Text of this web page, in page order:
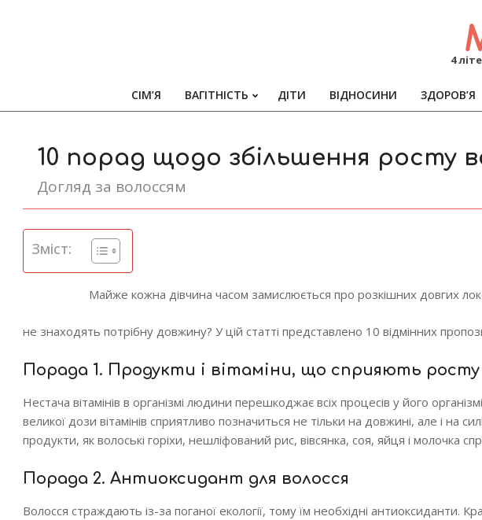
4
СІМ’Я ВАГІТНІСТЬ ДІТИ ВІДНОСИНИ ЗДОРОВ’Я
10 порад щодо збільшення росту
Догляд за волоссям
Зміст:
Майже кожна дівчина часом замислюється про розкішних довгих
не знаходять потрібну довжину? У цій статті представлено 10 відмінних
Порада 1. Продукти і вітаміни, що сприяють росту
Нестача вітамінів в організмі людини перешкоджає всіх процесів у його
великої дози вітамінів сприятливо позначиться не тільки на довжині, але і на
продукти, як волоські горіхи, нешліфований рис, вівсянка, соя, яйця і молочка
Порада 2. Антиоксидант для волосся
Волосся страждають із-за поганої екології, тому їм необхідні